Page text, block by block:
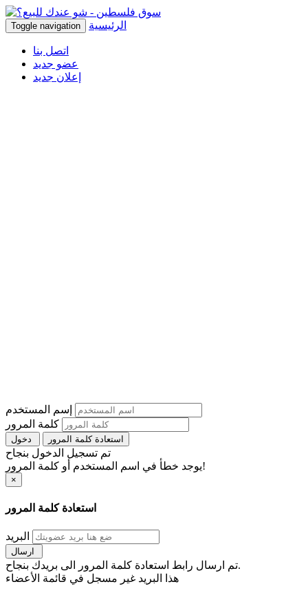
Toggle navigation الرئيسية
اتصل بنا
عضو جديد
إعلان جديد
إسم المستخدم
كلمة المرور
استعادة كلمة المرور
تم تسجيل الدخول بنجاح
يوجد خطأ في اسم المستخدم أو كلمة المرور!
×
استعادة كلمة المرور
البريد
تم ارسال رابط استعادة كلمة المرور الى بريدك بنجاح.
هذا البريد غير مسجل في قائمة الأعضاء